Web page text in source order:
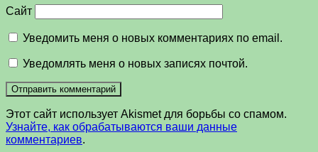
Сайт
Уведомить меня о новых комментариях по email.
Уведомлять меня о новых записях почтой.
Этот сайт использует Akismet для борьбы со спамом.
Узнайте, как обрабатываются ваши данные
комментариев.